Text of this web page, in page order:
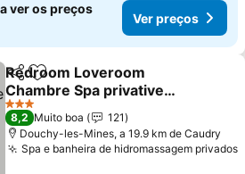
ver os preços
Ver preços
PartilharAdicionar aos favoritos
Redroom Loveroom
Chambre Spa privative
Insolite Thème 50
nuances de grey
3 Estrelas
8,2 Muito boa
121
Douchy-les-Mines, a 19.9 km de Caudry
Spa e banheira de hidromassagem privados